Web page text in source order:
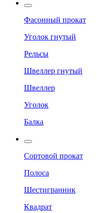
Фасонный прокат
Уголок гнутый
Рельсы
Швеллер гнутый
Швеллер
Уголок
Балка
Сортовой прокат
Полоса
Шестигранник
Квадрат